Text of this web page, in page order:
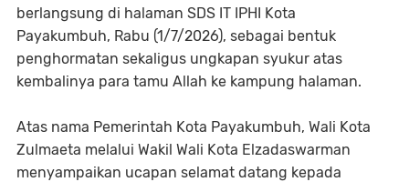
berlangsung di halaman SDS IT IPHI Kota
Payakumbuh, Rabu (1/7/2026), sebagai bentuk
penghormatan sekaligus ungkapan syukur atas
kembalinya para tamu Allah ke kampung halaman.
Atas nama Pemerintah Kota Payakumbuh, Wali Kota
Zulmaeta melalui Wakil Wali Kota Elzadaswarman
menyampaikan ucapan selamat datang kepada